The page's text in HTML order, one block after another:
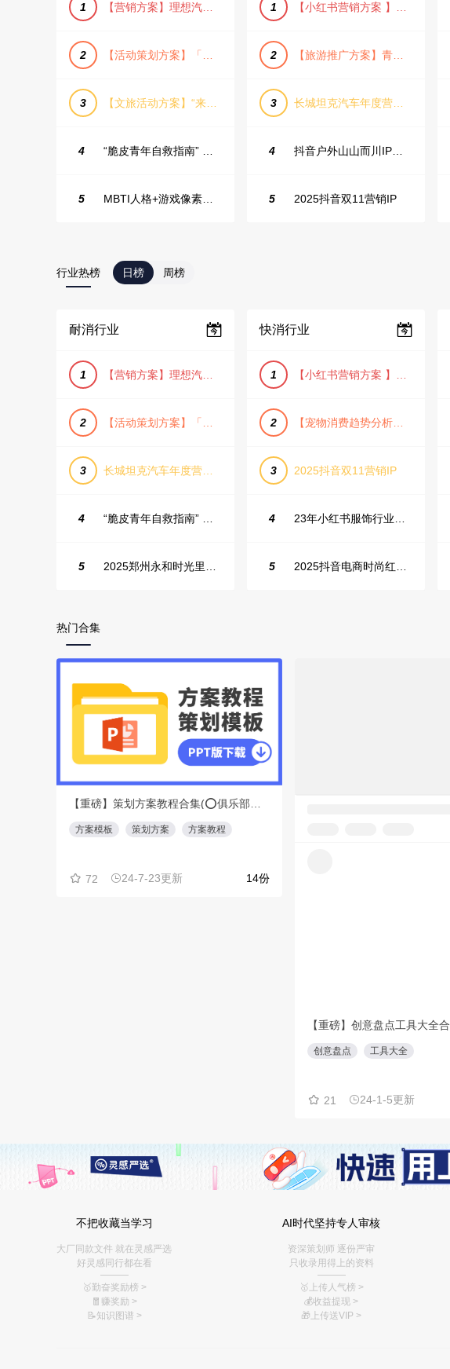
1 【营销方案】理想汽车车主露营户外旅行保客活动策划方案
2 【活动策划方案】「团圆盛景」趣味中秋游园会活动策划方案
3 【文旅活动方案】“来和月亮撞个满怀”文旅景区中秋露营音乐会团建拓展方案
4 “脆皮青年自救指南” 五一城市解压生活节活动策划案
5 MBTI人格+游戏像素风主题企业年会
1 【小红书营销方案 】2025小红书节日大促节点大促IP营销方案
2 【旅游推广方案】青岛城市活力与山海魅力旅游推广方案（PPT格式）
3 长城坦克汽车年度营销活动方案
4 抖音户外山山而川IP整合营销方案
5 2025抖音双11营销IP
行业热榜 日榜 周榜
耐消行业
1 【营销方案】理想汽车车主露营户外旅行保客活动策划方案
2 【活动策划方案】「团圆盛景」趣味中秋游园会活动策划方案
3 长城坦克汽车年度营销活动方案
4 “脆皮青年自救指南” 五一城市解压生活节活动策划案
5 2025郑州永和时光里高校街舞大赛活动策划方案
快消行业
1 【小红书营销方案 】2025小红书节日大促节点大促IP营销方案
2 【宠物消费趋势分析方案】2025年宠物市场消费报告（创意风/橙色风/数据驱动）
3 2025抖音双11营销IP
4 23年小红书服饰行业蒲公英投放指南
5 2025抖音电商时尚红人之书
热门合集
方案模板 策划方案 方案教程
72 24-7-23更新 14份
不把收藏当学习
大厂同款文件 就在灵感严选
好灵感同行都在看
———
🥇勤奋奖励榜 >
🧧赚奖励 >
📝知识图谱 >
AI时代坚持专人审核
资深策划师 逐份严审
只收录用得上的资料
———
🥇上传人气榜 >
💰收益提现 >
🎁上传送VIP >